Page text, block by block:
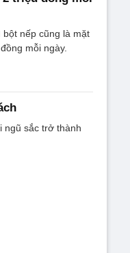
nếp cũng là mặt
mỗi ngày.
ngũ sắc trở thành